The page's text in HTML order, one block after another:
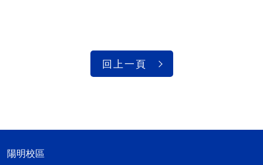
回上一頁
陽明校區